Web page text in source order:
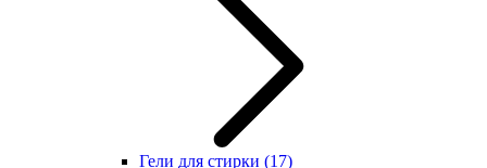
Гели для стирки (17)